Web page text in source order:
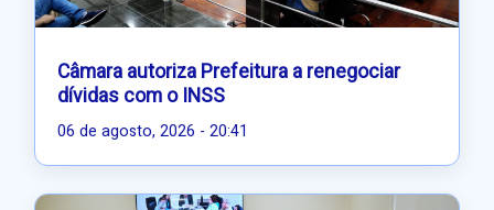
Câmara autoriza Prefeitura a renegociar
dívidas com o INSS
06 de agosto, 2026 - 20:41